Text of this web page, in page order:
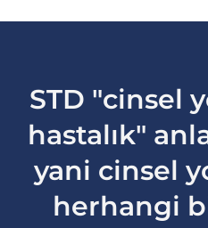
STD "cinsel
hastalık"
yani cinsel
herhangi